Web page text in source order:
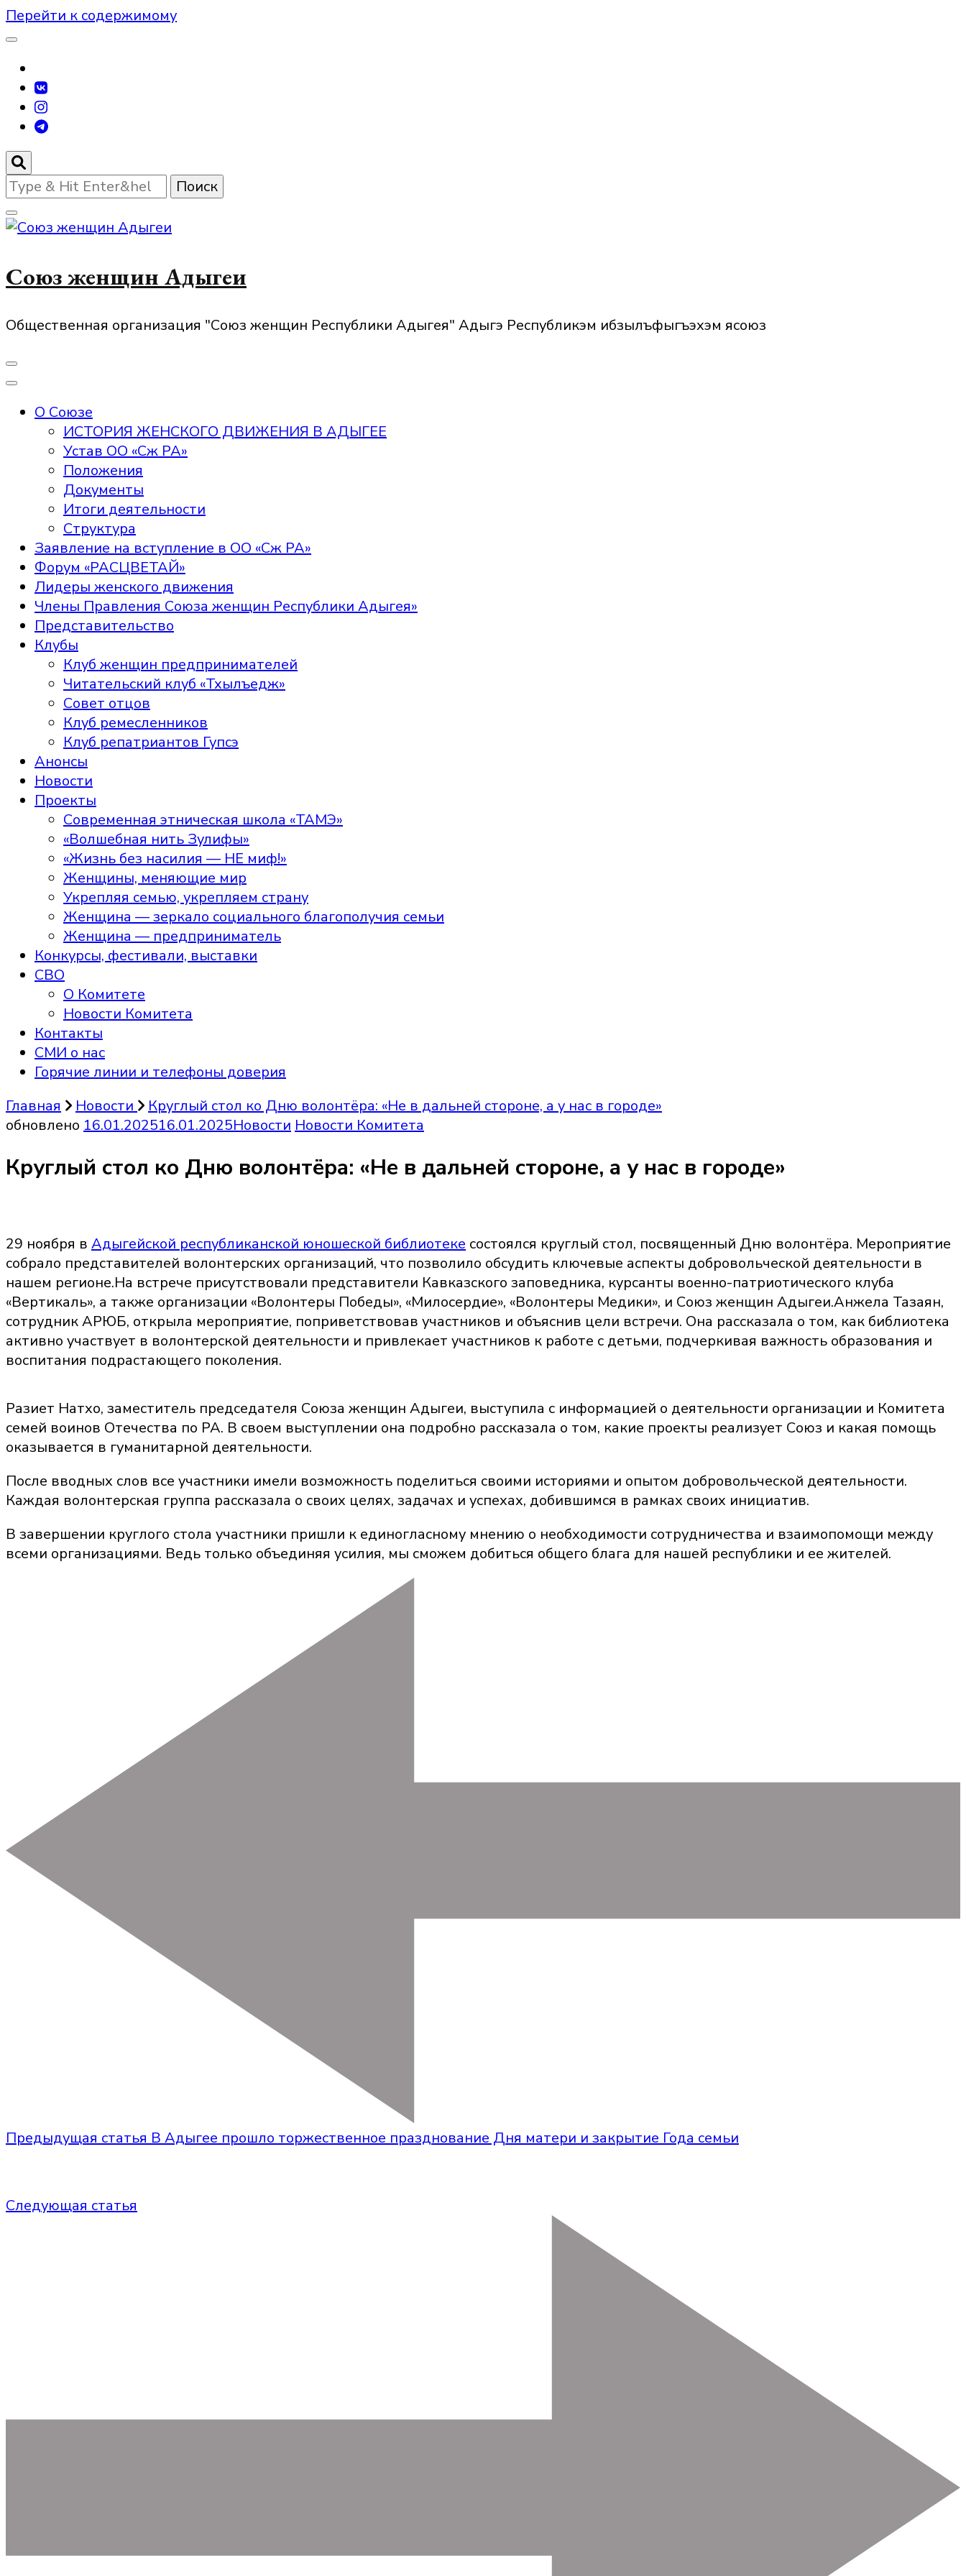
Перейти к содержимому
Ищите
что-
то?
Союз женщин Адыгеи
Общественная организация "Союз женщин Республики Адыгея" Адыгэ Республикэм ибзылъфыгъэхэм ясоюз
О Союзе
ИСТОРИЯ ЖЕНСКОГО ДВИЖЕНИЯ В АДЫГЕЕ
Устав ОО «Сж РА»
Положения
Документы
Итоги деятельности
Структура
Заявление на вступление в ОО «Сж РА»
Форум «РАСЦВЕТАЙ»
Лидеры женского движения
Члены Правления Союза женщин Республики Адыгея»
Представительство
Клубы
Клуб женщин предпринимателей
Читательский клуб «Тхылъедж»
Совет отцов
Клуб ремесленников
Клуб репатриантов Гупсэ
Анонсы
Новости
Проекты
Современная этническая школа «ТАМЭ»
«Волшебная нить Зулифы»
«Жизнь без насилия — НЕ миф!»
Женщины, меняющие мир
Укрепляя семью, укрепляем страну
Женщина — зеркало социального благополучия семьи
Женщина — предприниматель
Конкурсы, фестивали, выставки
СВО
О Комитете
Новости Комитета
Контакты
СМИ о нас
Горячие линии и телефоны доверия
Главная
Новости
Круглый стол ко Дню волонтёра: «Не в дальней стороне, а у нас в городе»
обновлено 16.01.202516.01.2025Новости Новости Комитета
Круглый стол ко Дню волонтёра: «Не в дальней стороне, а у нас в городе»
29 ноября в Адыгейской республиканской юношеской библиотеке состоялся круглый стол, посвященный Дню волонтёра. Мероприятие
собрало представителей волонтерских организаций, что позволило обсудить ключевые аспекты добровольческой деятельности в
нашем регионе.На встрече присутствовали представители Кавказского заповедника, курсанты военно-патриотического клуба
«Вертикаль», а также организации «Волонтеры Победы», «Милосердие», «Волонтеры Медики», и Союз женщин Адыгеи.Анжела Тазаян,
сотрудник АРЮБ, открыла мероприятие, поприветствовав участников и объяснив цели встречи. Она рассказала о том, как библиотека
активно участвует в волонтерской деятельности и привлекает участников к работе с детьми, подчеркивая важность образования и
воспитания подрастающего поколения.
Разиет Натхо, заместитель председателя Союза женщин Адыгеи, выступила с информацией о деятельности организации и Комитета
семей воинов Отечества по РА. В своем выступлении она подробно рассказала о том, какие проекты реализует Союз и какая помощь
оказывается в гуманитарной деятельности.
После вводных слов все участники имели возможность поделиться своими историями и опытом добровольческой деятельности.
Каждая волонтерская группа рассказала о своих целях, задачах и успехах, добившимся в рамках своих инициатив.
В завершении круглого стола участники пришли к единогласному мнению о необходимости сотрудничества и взаимопомощи между
всеми организациями. Ведь только объединяя усилия, мы сможем добиться общего блага для нашей республики и ее жителей.
Предыдущая статья В Адыгее прошло торжественное празднование Дня матери и закрытие Года семьи
Следующая статья